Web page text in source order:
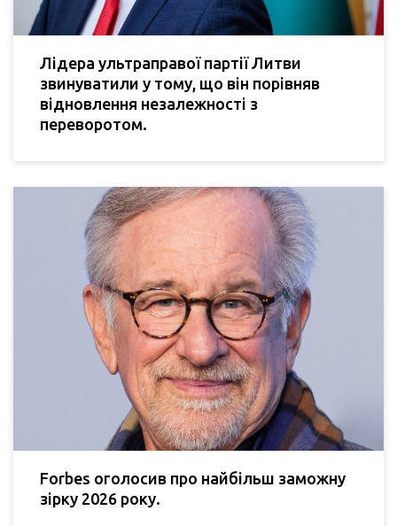
Лідера ультраправої партії Литви
звинуватили у тому, що він порівняв
відновлення незалежності з
переворотом.
Forbes оголосив про найбільш заможну
зірку 2026 року.